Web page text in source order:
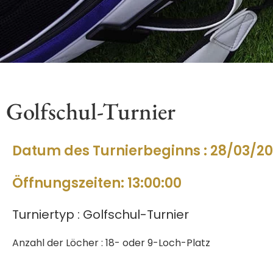
Golfschul-Turnier
Datum des Turnierbeginns : 28/03/
Öffnungszeiten: 13:00:00
Turniertyp : Golfschul-Turnier
Anzahl der Löcher : 18- oder 9-Loch-Platz